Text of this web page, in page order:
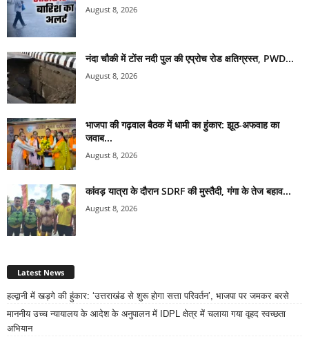
August 8, 2026
नंदा चौकी में टोंस नदी पुल की एप्रोच रोड क्षतिग्रस्त, PWD...
August 8, 2026
भाजपा की गढ़वाल बैठक में धामी का हुंकार: झूठ-अफवाह का
जवाब...
August 8, 2026
कांवड़ यात्रा के दौरान SDRF की मुस्तैदी, गंगा के तेज बहाव...
August 8, 2026
Latest News
हल्द्वानी में खड़गे की हुंकार: ‘उत्तराखंड से शुरू होगा सत्ता परिवर्तन’, भाजपा पर जमकर बरसे
माननीय उच्च न्यायालय के आदेश के अनुपालन में IDPL क्षेत्र में चलाया गया वृहद स्वच्छता
अभियान